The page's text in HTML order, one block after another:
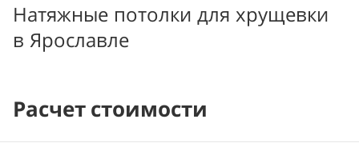
Натяжные потолки для хрущевки
в Ярославле
Расчет стоимости